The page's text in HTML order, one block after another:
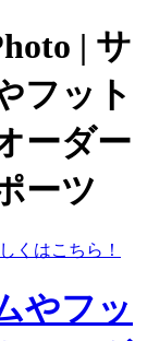
| サ
フット
ーダー
ーツ
くはこちら！
やフッ